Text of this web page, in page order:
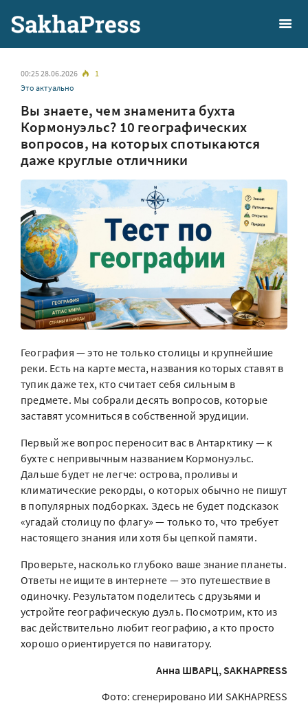
00:25 28.06.2026
1
Это актуально
Вы знаете, чем знаменита бухта
Кормонуэльс? 10 географических
вопросов, на которых спотыкаются
даже круглые отличники
География — это не только столицы и крупнейшие
реки. Есть на карте места, названия которых ставят в
тупик даже тех, кто считает себя сильным в
предмете. Мы собрали десять вопросов, которые
заставят усомниться в собственной эрудиции.
Первый же вопрос переносит вас в Антарктику — к
бухте с непривычным названием Кормонуэльс.
Дальше будет не легче: острова, проливы и
климатические рекорды, о которых обычно не пишут
в популярных подборках. Здесь не будет подсказок
«угадай столицу по флагу» — только то, что требует
настоящего знания или хотя бы цепкой памяти.
Проверьте, насколько глубоко ваше знание планеты.
Ответы не ищите в интернете — это путешествие в
одиночку. Результатом поделитесь с друзьями и
устройте географическую дуэль. Посмотрим, кто из
вас действительно любит географию, а кто просто
хорошо ориентируется по навигатору.
Анна ШВАРЦ, SAKHAPRESS
Фото: сгенерировано ИИ SAKHAPRESS